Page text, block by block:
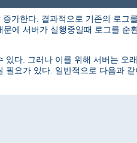
가한다. 결과적으로 기존의 로그
에 서버가 실행중일때 로그를 순
다. 그러나 이를 위해 서버는 오
요가 있다. 일반적으로 다음과